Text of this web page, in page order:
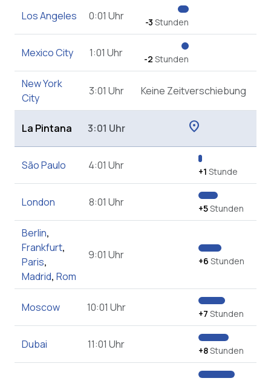
Los Angeles 0:01 Uhr -3 Stunden
Mexico City 1:01 Uhr -2 Stunden
New York
City
3:01 Uhr Keine Zeitverschiebung
La Pintana 3:01 Uhr location_on
São Paulo 4:01 Uhr +1 Stunde
London 8:01 Uhr +5Stunden
Berlin,
Frankfurt,
Paris,
Madrid, Rom
9:01 Uhr +6 Stunden
Moscow 10:01 Uhr +7 Stunden
Dubai 11:01 Uhr +8Stunden